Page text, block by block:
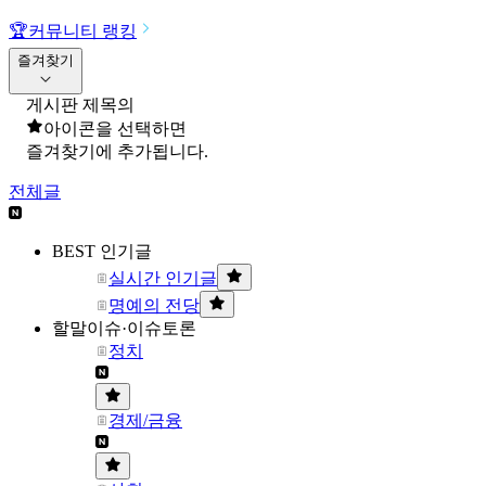
🏆커뮤니티 랭킹
즐겨찾기
게시판 제목의
아이콘을 선택하면
즐겨찾기에 추가됩니다.
전체글
BEST 인기글
실시간 인기글
명예의 전당
할말이슈·이슈토론
정치
경제/금융